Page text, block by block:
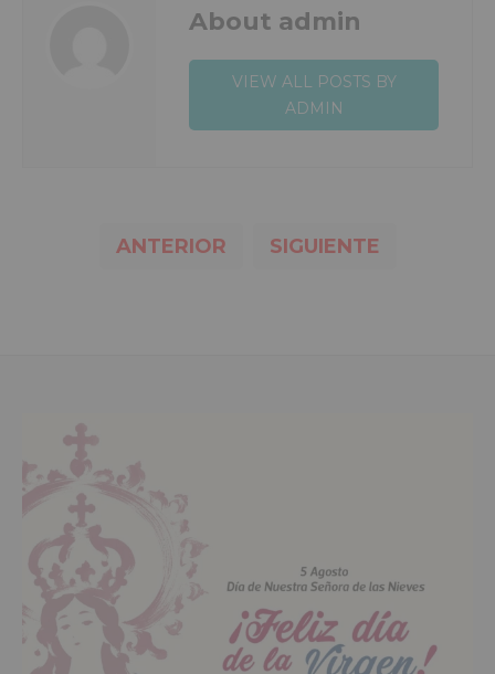
About admin
VIEW ALL POSTS BY
ADMIN
ANTERIOR SIGUIENTE